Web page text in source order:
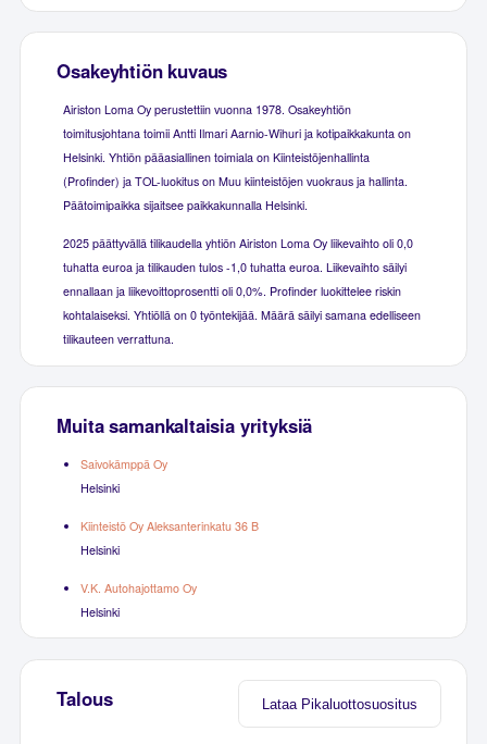
Osakeyhtiön kuvaus
Airiston Loma Oy perustettiin vuonna 1978. Osakeyhtiön
toimitusjohtana toimii Antti Ilmari Aarnio-Wihuri ja kotipaikkakunta on
Helsinki. Yhtiön pääasiallinen toimiala on Kiinteistöjenhallinta
(Profinder) ja TOL-luokitus on Muu kiinteistöjen vuokraus ja hallinta.
Päätoimipaikka sijaitsee paikkakunnalla Helsinki.
2025 päättyvällä tilikaudella yhtiön Airiston Loma Oy liikevaihto oli 0,0
tuhatta euroa ja tilikauden tulos -1,0 tuhatta euroa. Liikevaihto säilyi
ennallaan ja liikevoittoprosentti oli 0,0%. Profinder luokittelee riskin
kohtalaiseksi. Yhtiöllä on 0 työntekijää. Määrä säilyi samana edelliseen
tilikauteen verrattuna.
Muita samankaltaisia yrityksiä
Saivokämppä Oy
Helsinki
Kiinteistö Oy Aleksanterinkatu 36 B
Helsinki
V.K. Autohajottamo Oy
Helsinki
Lataa Pikaluottosuositus
Talous